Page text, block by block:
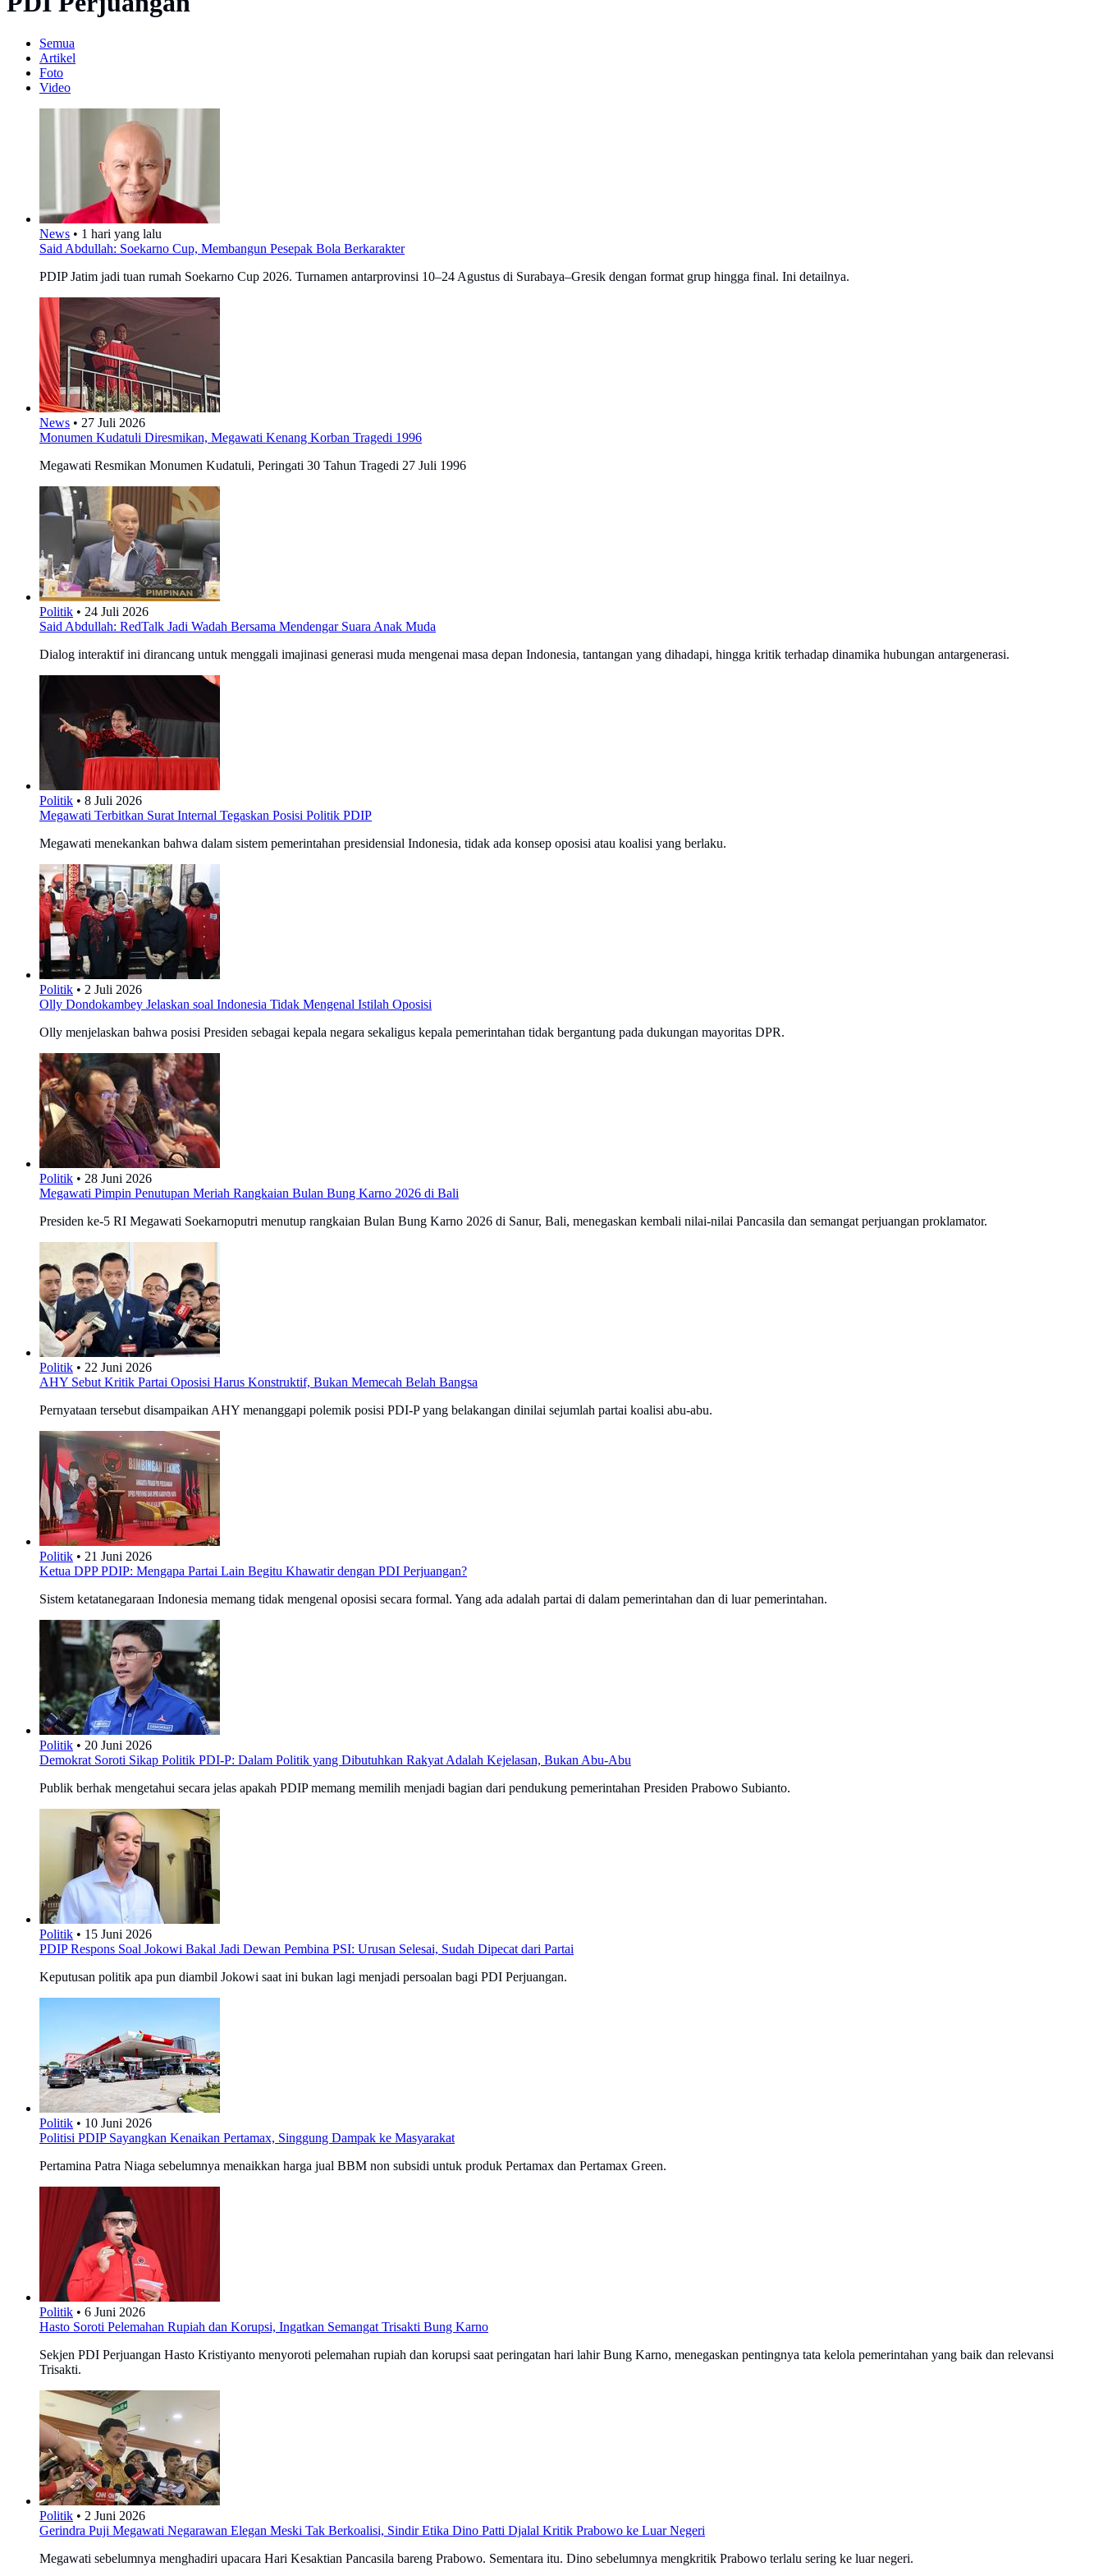
Semua
Artikel
Foto
Video
News • 1 hari yang lalu
Said Abdullah: Soekarno Cup, Membangun Pesepak Bola Berkarakter
PDIP Jatim jadi tuan rumah Soekarno Cup 2026. Turnamen antarprovinsi 10–24 Agustus di Surabaya–Gresik dengan format grup hingga final. Ini detailnya.
News • 27 Juli 2026
Monumen Kudatuli Diresmikan, Megawati Kenang Korban Tragedi 1996
Megawati Resmikan Monumen Kudatuli, Peringati 30 Tahun Tragedi 27 Juli 1996
Politik • 24 Juli 2026
Said Abdullah: RedTalk Jadi Wadah Bersama Mendengar Suara Anak Muda
Dialog interaktif ini dirancang untuk menggali imajinasi generasi muda mengenai masa depan Indonesia, tantangan yang dihadapi, hingga kritik terhadap dinamika hubungan antargenerasi.
Politik • 8 Juli 2026
Megawati Terbitkan Surat Internal Tegaskan Posisi Politik PDIP
Megawati menekankan bahwa dalam sistem pemerintahan presidensial Indonesia, tidak ada konsep oposisi atau koalisi yang berlaku.
Politik • 2 Juli 2026
Olly Dondokambey Jelaskan soal Indonesia Tidak Mengenal Istilah Oposisi
Olly menjelaskan bahwa posisi Presiden sebagai kepala negara sekaligus kepala pemerintahan tidak bergantung pada dukungan mayoritas DPR.
Politik • 28 Juni 2026
Megawati Pimpin Penutupan Meriah Rangkaian Bulan Bung Karno 2026 di Bali
Presiden ke-5 RI Megawati Soekarnoputri menutup rangkaian Bulan Bung Karno 2026 di Sanur, Bali, menegaskan kembali nilai-nilai Pancasila dan semangat perjuangan proklamator.
Politik • 22 Juni 2026
AHY Sebut Kritik Partai Oposisi Harus Konstruktif, Bukan Memecah Belah Bangsa
Pernyataan tersebut disampaikan AHY menanggapi polemik posisi PDI-P yang belakangan dinilai sejumlah partai koalisi abu-abu.
Politik • 21 Juni 2026
Ketua DPP PDIP: Mengapa Partai Lain Begitu Khawatir dengan PDI Perjuangan?
Sistem ketatanegaraan Indonesia memang tidak mengenal oposisi secara formal. Yang ada adalah partai di dalam pemerintahan dan di luar pemerintahan.
Politik • 20 Juni 2026
Demokrat Soroti Sikap Politik PDI-P: Dalam Politik yang Dibutuhkan Rakyat Adalah Kejelasan, Bukan Abu-Abu
Publik berhak mengetahui secara jelas apakah PDIP memang memilih menjadi bagian dari pendukung pemerintahan Presiden Prabowo Subianto.
Politik • 15 Juni 2026
PDIP Respons Soal Jokowi Bakal Jadi Dewan Pembina PSI: Urusan Selesai, Sudah Dipecat dari Partai
Keputusan politik apa pun diambil Jokowi saat ini bukan lagi menjadi persoalan bagi PDI Perjuangan.
Politik • 10 Juni 2026
Politisi PDIP Sayangkan Kenaikan Pertamax, Singgung Dampak ke Masyarakat
Pertamina Patra Niaga sebelumnya menaikkan harga jual BBM non subsidi untuk produk Pertamax dan Pertamax Green.
Politik • 6 Juni 2026
Hasto Soroti Pelemahan Rupiah dan Korupsi, Ingatkan Semangat Trisakti Bung Karno
Sekjen PDI Perjuangan Hasto Kristiyanto menyoroti pelemahan rupiah dan korupsi saat peringatan hari lahir Bung Karno, menegaskan pentingnya tata kelola pemerintahan yang baik dan relevansi
Trisakti.
Politik • 2 Juni 2026
Gerindra Puji Megawati Negarawan Elegan Meski Tak Berkoalisi, Sindir Etika Dino Patti Djalal Kritik Prabowo ke Luar Negeri
Megawati sebelumnya menghadiri upacara Hari Kesaktian Pancasila bareng Prabowo. Sementara itu. Dino sebelumnya mengkritik Prabowo terlalu sering ke luar negeri.